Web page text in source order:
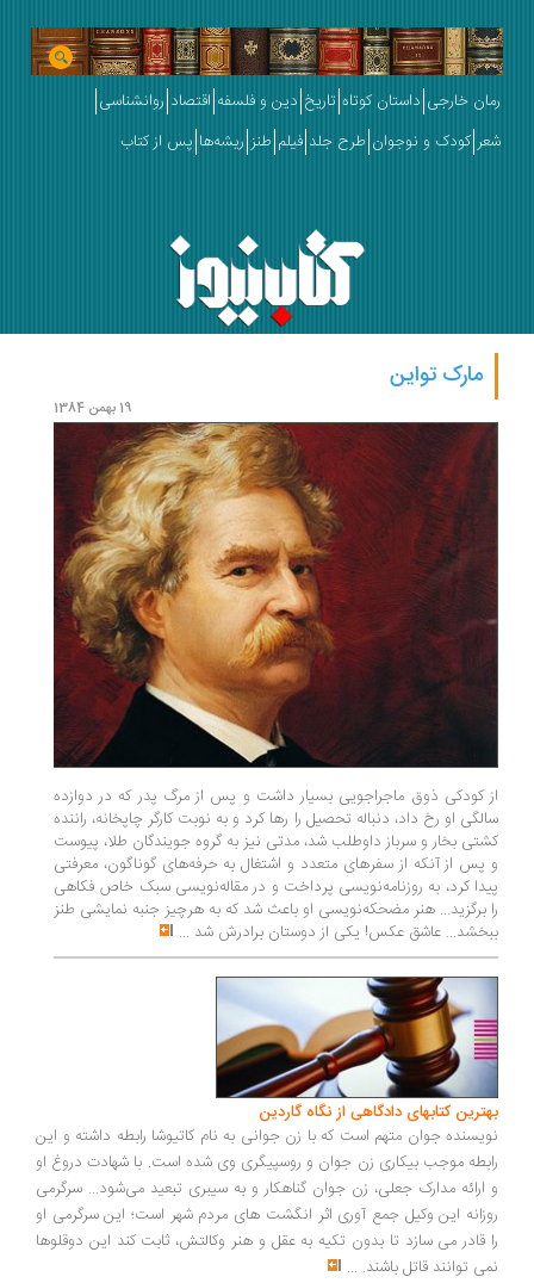
رمان خارجی داستان کوتاه تاریخ دین و فلسفه اقتصاد روانشناسی
شعر کودک و نوجوان طرح جلد فیلم طنز ریشه‌ها پس از کتاب
مارک تواین
19 بهمن 1384
از کودکی ذوق ماجراجویی بسیار داشت و پس از مرگ پدر که در دوازده
سالگی او رخ داد، دنباله تحصیل را رها کرد و به نوبت کارگر چاپخانه، راننده
کشتی بخار و سرباز داوطلب شد، مدتی نیز به گروه جویندگان طلا، پیوست
و پس از آنکه از سفرهای متعدد و اشتغال به حرفه‌­های گوناگون، معرفتی
پیدا کرد، به روزنامه‌­نویسی پرداخت و در مقاله‌­نویسی سبک خاص فکاهی
را برگزید... هنر مضحکه­‌نویسی او باعث شد که به هرچیز جنبه نمایشی طنز
ببخشد... عاشق عکس! یکی از دوستان برادرش شد ...
بهترین کتاب‎های دادگاهی از نگاه گاردین
نویسنده جوان متهم است که با زن جوانی به نام کاتیوشا رابطه داشته و این
رابطه‎ موجب بیکاری زن جوان و روسپیگری وی شده است. با شهادت دروغ او
و ارائه مدارک جعلی، زن جوان گناهکار و به سیبری تبعید می‌شود... سرگرمی
روزانه این وکیل جمع آوری اثر انگشت های مردم شهر است؛ این سرگرمی او
را قادر می سازد تا بدون تکیه به عقل و هنر وکالتش، ثابت کند این دوقلوها
نمی توانند قاتل باشند. ...